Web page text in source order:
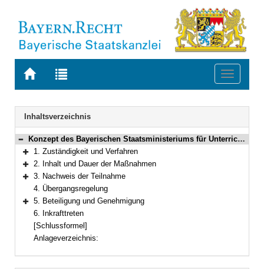
Zur
BAYERN.RECHT
Zur
letzten
Suche
Toggle
Navigation
Inhaltsverzeichnis
Bereich reduzieren
Konzept des Bayerischen Staatsministeriums für Unterricht und Kultus zur Durchführung der modularen Qualifizierung
Bereich erweitern
1. Zuständigkeit und Verfahren
Bereich erweitern
2. Inhalt und Dauer der Maßnahmen
Bereich erweitern
3. Nachweis der Teilnahme
4. Übergangsregelung
Bereich erweitern
5. Beteiligung und Genehmigung
6. Inkrafttreten
[Schlussformel]
Anlageverzeichnis: